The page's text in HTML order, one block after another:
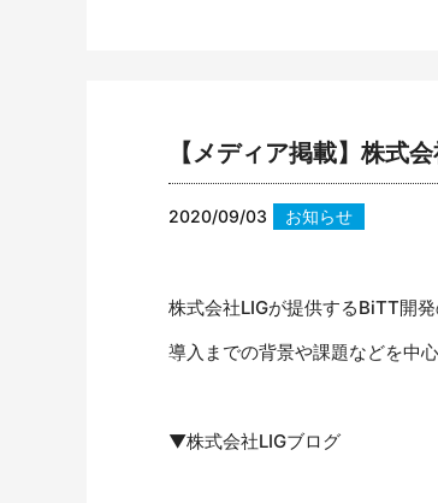
【メディア掲載】株式
2020/09/03 お知らせ
株式会社LIGが提供するBiTT開
導入までの背景や課題などを中
▼株式会社LIGブログ